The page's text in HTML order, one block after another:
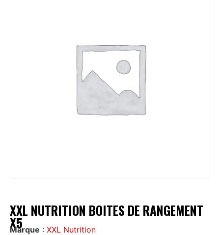
XXL NUTRITION BOITES DE RANGEMENT
X5
Marque : XXL Nutrition